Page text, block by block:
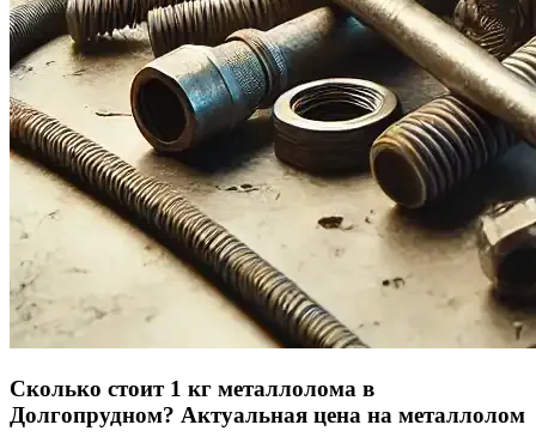
Сколько стоит 1 кг металлолома в
Долгопрудном? Актуальная цена на металлолом